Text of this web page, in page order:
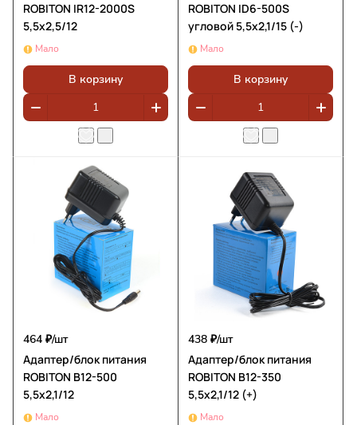
ROBITON IR12-2000S
5,5x2,5/12
Мало
В корзину
ROBITON ID6-500S
угловой 5,5x2,1/15 (-)
Мало
В корзину
464 ₽/шт
Адаптер/блок питания
ROBITON B12-500
5,5х2,1/12
Мало
438 ₽/шт
Адаптер/блок питания
ROBITON B12-350
5,5х2,1/12 (+)
Мало